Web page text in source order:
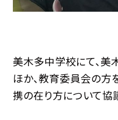
美木多中学校にて、美
ほか、教育委員会の方
携の在り方について協